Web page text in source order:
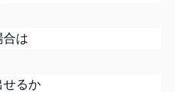
合は
せるか